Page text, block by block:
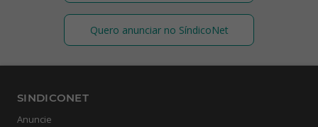
Quero anunciar no SíndicoNet
SINDICONET
Anuncie